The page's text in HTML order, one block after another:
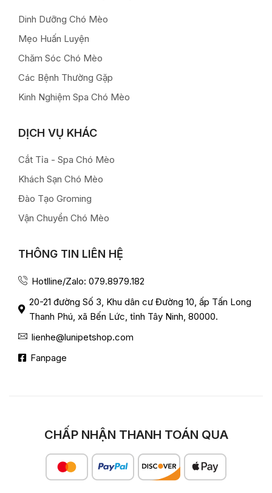
Dinh Dưỡng Chó Mèo
Mẹo Huấn Luyện
Chăm Sóc Chó Mèo
Các Bệnh Thường Gặp
Kinh Nghiệm Spa Chó Mèo
DỊCH VỤ KHÁC
Cắt Tỉa - Spa Chó Mèo
Khách Sạn Chó Mèo
Đào Tạo Groming
Vận Chuyển Chó Mèo
THÔNG TIN LIÊN HỆ
Hotlline/Zalo: 079.8979.182
20-21 đường Số 3, Khu dân cư Đường 10, ấp Tấn Long
Thanh Phú, xã Bến Lức, tỉnh Tây Ninh, 80000.
lienhe@lunipetshop.com
Fanpage
CHẤP NHẬN THANH TOÁN QUA